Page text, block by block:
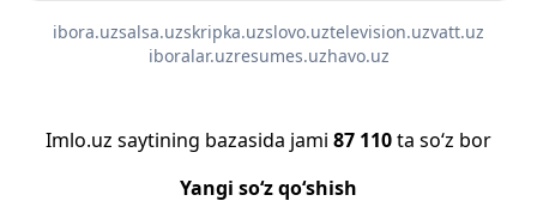
ibora.uzsalsa.uzskripka.uzslovo.uztelevision.uzvatt.uz
iboralar.uzresumes.uzhavo.uz
Imlo.uz saytining bazasida jami 87 110ta so‘z bor
Yangi so‘z qo‘shish